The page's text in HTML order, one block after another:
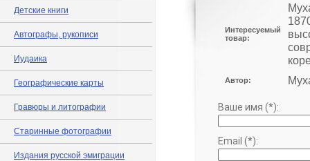
Детские книги
Автографы, рукописи
Иудаика
Географические карты
Гравюры и литографии
Старинные фотографии
Издания русской эмиграции
Интересуемый
товар:
Автор:
Ваше имя (*):
Email (*):